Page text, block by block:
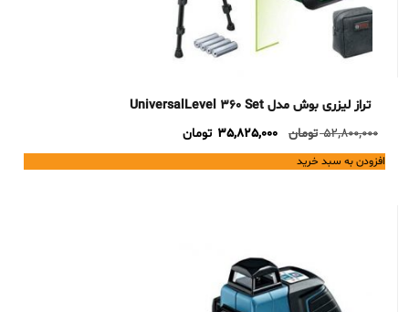
تراز لیزری بوش مدل UniversalLevel 360 Set
52,800,000 تومان
Original
price
was:
35,825,000 تومانCurrent
price
is:
افزودن به سبد خرید